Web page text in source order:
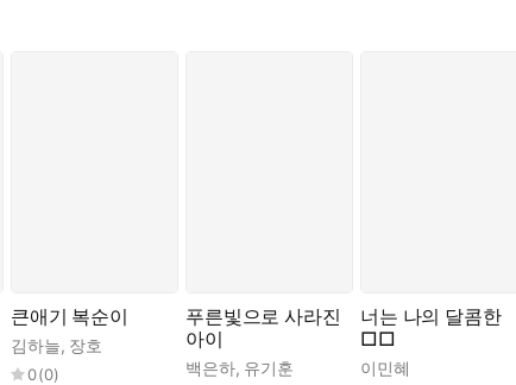
큰애기 복순이
김하늘, 장호
0(0)
푸른빛으로 사라진
아이
백은하, 유기훈
너는 나의 달콤한
□□
이민혜